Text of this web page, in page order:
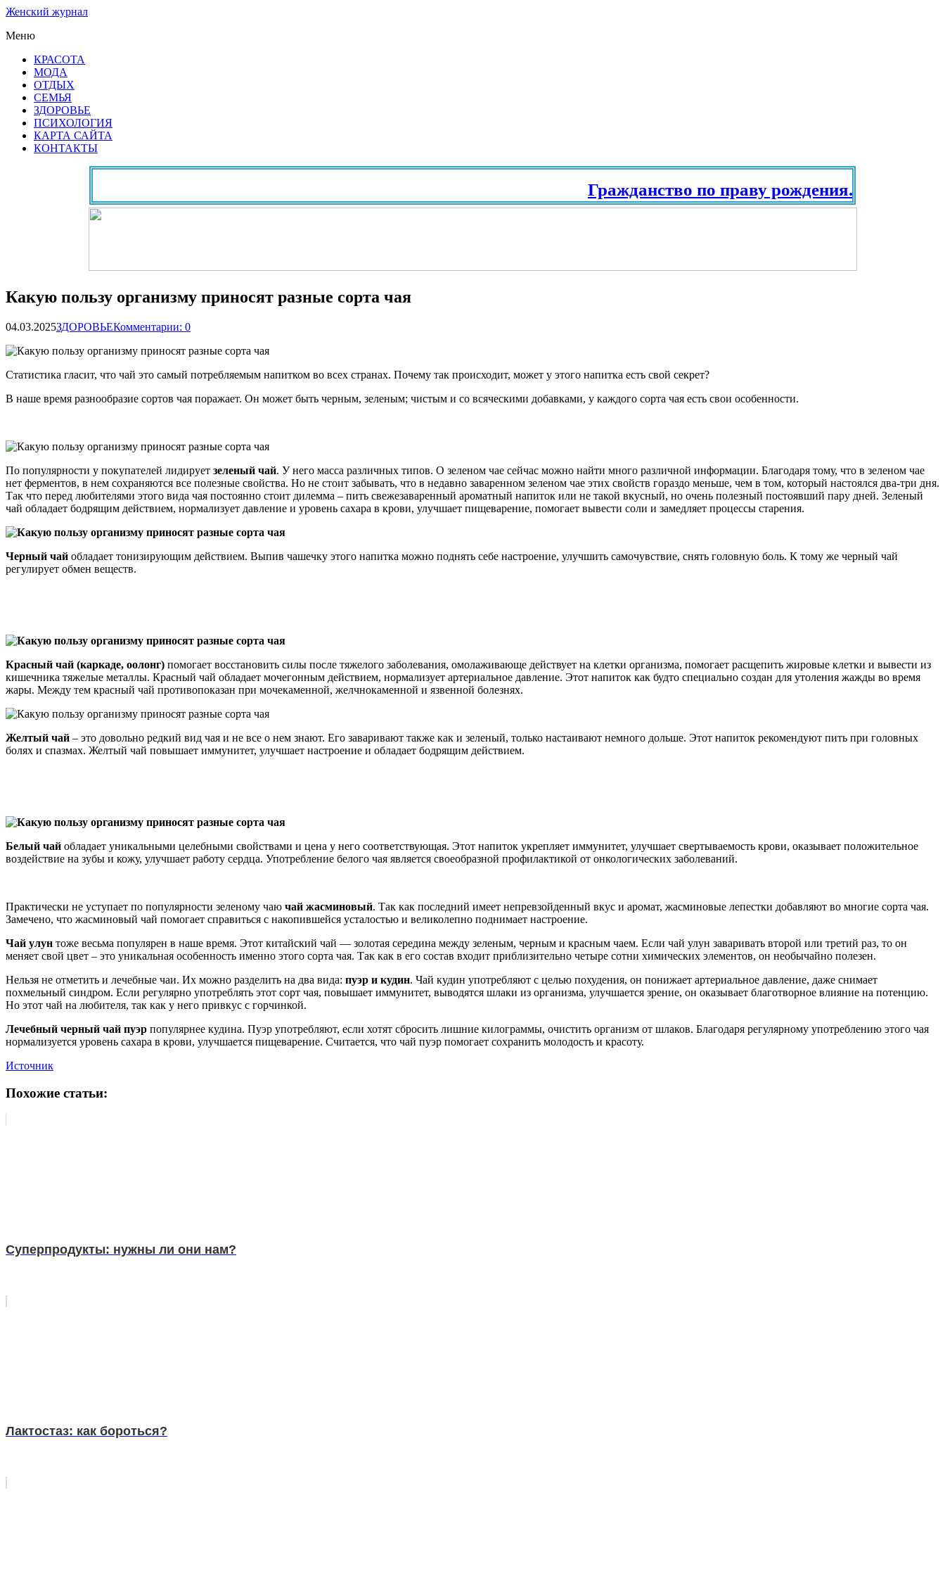
Женский журнал
Меню
КРАСОТА
МОДА
ОТДЫХ
СЕМЬЯ
ЗДОРОВЬЕ
ПСИХОЛОГИЯ
КАРТА САЙТА
КОНТАКТЫ
Гражданство по праву рождения. Паспорт в
Какую пользу организму приносят разные сорта чая
04.03.2025ЗДОРОВЬЕКомментарии: 0
Статистика гласит, что чай это самый потребляемым напитком во всех странах. Почему так происходит, может у этого напитка есть свой секрет?
В наше время разнообразие сортов чая поражает. Он может быть черным, зеленым; чистым и со всяческими добавками, у каждого сорта чая есть свои особенности.
По популярности у покупателей лидирует зеленый чай. У него масса различных типов. О зеленом чае сейчас можно найти много различной информации. Благодаря тому, что в зеленом чае
нет ферментов, в нем сохраняются все полезные свойства. Но не стоит забывать, что в недавно заваренном зеленом чае этих свойств гораздо меньше, чем в том, который настоялся два-три дня.
Так что перед любителями этого вида чая постоянно стоит дилемма – пить свежезаваренный ароматный напиток или не такой вкусный, но очень полезный постоявший пару дней. Зеленый
чай обладает бодрящим действием, нормализует давление и уровень сахара в крови, улучшает пищеварение, помогает вывести соли и замедляет процессы старения.
Черный чай обладает тонизирующим действием. Выпив чашечку этого напитка можно поднять себе настроение, улучшить самочувствие, снять головную боль. К тому же черный чай
регулирует обмен веществ.
Красный чай (каркаде, оолонг) помогает восстановить силы после тяжелого заболевания, омолаживающе действует на клетки организма, помогает расщепить жировые клетки и вывести из
кишечника тяжелые металлы. Красный чай обладает мочегонным действием, нормализует артериальное давление. Этот напиток как будто специально создан для утоления жажды во время
жары. Между тем красный чай противопоказан при мочекаменной, желчнокаменной и язвенной болезнях.
Желтый чай – это довольно редкий вид чая и не все о нем знают. Его заваривают также как и зеленый, только настаивают немного дольше. Этот напиток рекомендуют пить при головных
болях и спазмах. Желтый чай повышает иммунитет, улучшает настроение и обладает бодрящим действием.
Белый чай обладает уникальными целебными свойствами и цена у него соответствующая. Этот напиток укрепляет иммунитет, улучшает свертываемость крови, оказывает положительное
воздействие на зубы и кожу, улучшает работу сердца. Употребление белого чая является своеобразной профилактикой от онкологических заболеваний.
Практически не уступает по популярности зеленому чаю чай жасминовый. Так как последний имеет непревзойденный вкус и аромат, жасминовые лепестки добавляют во многие сорта чая.
Замечено, что жасминовый чай помогает справиться с накопившейся усталостью и великолепно поднимает настроение.
Чай улун тоже весьма популярен в наше время. Этот китайский чай — золотая середина между зеленым, черным и красным чаем. Если чай улун заваривать второй или третий раз, то он
меняет свой цвет – это уникальная особенность именно этого сорта чая. Так как в его состав входит приблизительно четыре сотни химических элементов, он необычайно полезен.
Нельзя не отметить и лечебные чаи. Их можно разделить на два вида: пуэр и кудин. Чай кудин употребляют с целью похудения, он понижает артериальное давление, даже снимает
похмельный синдром. Если регулярно употреблять этот сорт чая, повышает иммунитет, выводятся шлаки из организма, улучшается зрение, он оказывает благотворное влияние на потенцию.
Но этот чай на любителя, так как у него привкус с горчинкой.
Лечебный черный чай пуэр популярнее кудина. Пуэр употребляют, если хотят сбросить лишние килограммы, очистить организм от шлаков. Благодаря регулярному употреблению этого чая
нормализуется уровень сахара в крови, улучшается пищеварение. Считается, что чай пуэр помогает сохранить молодость и красоту.
Источник
Похожие статьи:
Суперпродукты: нужны ли они нам?
Лактостаз: как бороться?